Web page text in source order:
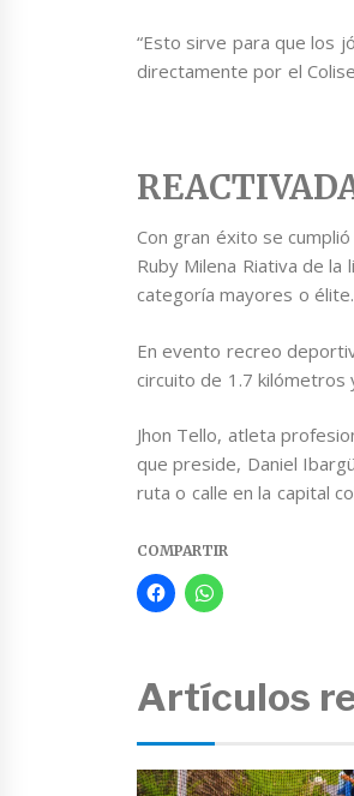
“Esto sirve para que los
directamente por el
Con gran éxito se
Ruby Milena Riativa de
categoría mayores o élite.
En evento recreo
circuito de 1.7 kilómetros
Jhon Tello, atleta
que preside, Daniel
ruta o calle en la capital
COMPARTIR
Artículos